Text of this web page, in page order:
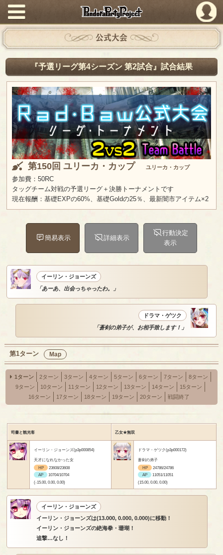
PandoraPartyProject
公式大会
『予選リーグ第4シーズン 第2試合』試合結果
第150回 ユリーカ・カップ ユリーカ・カップ
参加費：50RC
タッグチーム対戦の予選リーグ＋決勝トーナメントです
現在報酬：基礎EXPの60%、基礎Goldの25％、最新闇市アイテム×2
簡易表示 詳細表示
行動決定
表示
イーリン・ジョーンズ
「あーあ、出会っちゃったわ。」
ドラマ・ゲツク
「蒼剣の弟子が、お相手致します！」
第1ターン Map
1ターン 2ターン 3ターン 4ターン 5ターン 6ターン 7ターン
8ターン
9ターン
10ターン 11ターン 12ターン 13ターン 14ターン
15ターン
16ターン
17ターン 18ターン 19ターン 20ターン 戦闘終了
司書と観光客 乙女★無双
イーリン・ジョーンズ(p3p000854)
天才になれなかった女
HP
23608/23608
AP
10704/10704
(-15.00, 0.00, 0.00)
ドラマ・ゲツク(p3p000172)
蒼剣の弟子
HP
24786/24786
AP
11051/11051
(15.00, 0.00, 0.00)
イーリン・ジョーンズ
イーリン・ジョーンズは(13.000, 0.000, 0.000)に移動！
イーリン・ジョーンズの絶海拳・珊瑚！
追撃…なし！